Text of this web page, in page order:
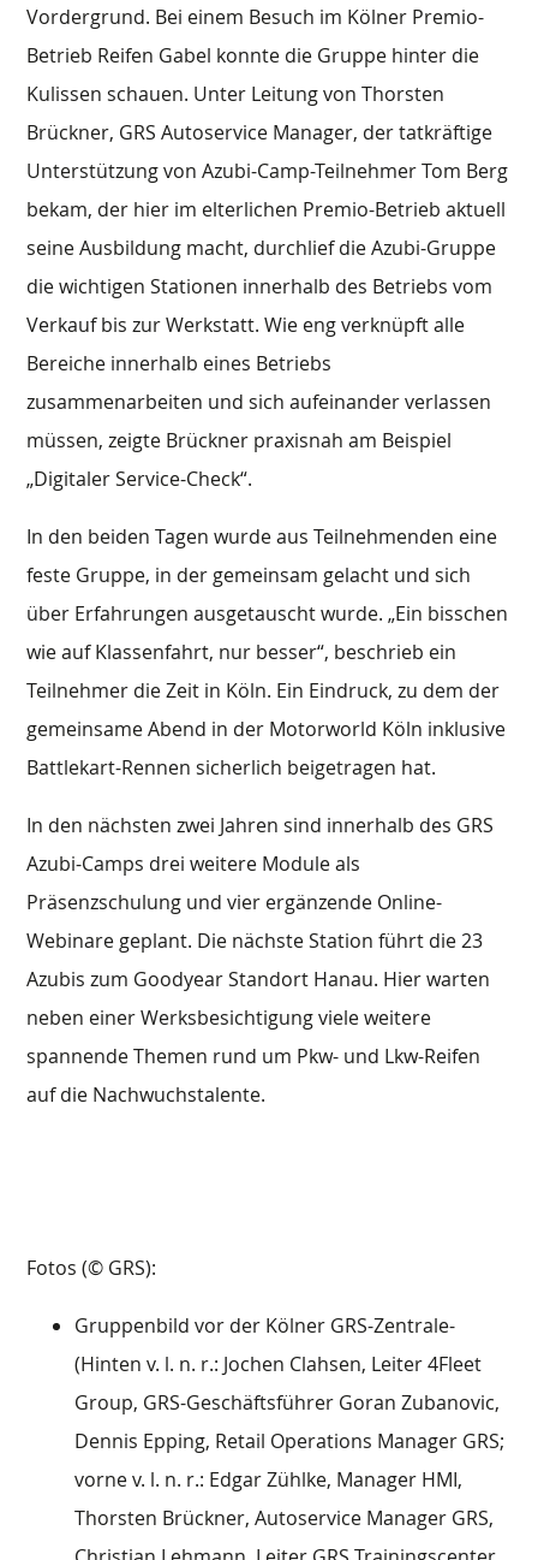
Vordergrund. Bei einem Besuch im Kölner Premio-
Betrieb Reifen Gabel konnte die Gruppe hinter die
Kulissen schauen. Unter Leitung von Thorsten
Brückner, GRS Autoservice Manager, der tatkräftige
Unterstützung von Azubi-Camp-Teilnehmer Tom Berg
bekam, der hier im elterlichen Premio-Betrieb aktuell
seine Ausbildung macht, durchlief die Azubi-Gruppe
die wichtigen Stationen innerhalb des Betriebs vom
Verkauf bis zur Werkstatt. Wie eng verknüpft alle
Bereiche innerhalb eines Betriebs
zusammenarbeiten und sich aufeinander verlassen
müssen, zeigte Brückner praxisnah am Beispiel
„Digitaler Service-Check“.
In den beiden Tagen wurde aus Teilnehmenden eine
feste Gruppe, in der gemeinsam gelacht und sich
über Erfahrungen ausgetauscht wurde. „Ein bisschen
wie auf Klassenfahrt, nur besser“, beschrieb ein
Teilnehmer die Zeit in Köln. Ein Eindruck, zu dem der
gemeinsame Abend in der Motorworld Köln inklusive
Battlekart-Rennen sicherlich beigetragen hat.
In den nächsten zwei Jahren sind innerhalb des GRS
Azubi-Camps drei weitere Module als
Präsenzschulung und vier ergänzende Online-
Webinare geplant. Die nächste Station führt die 23
Azubis zum Goodyear Standort Hanau. Hier warten
neben einer Werksbesichtigung viele weitere
spannende Themen rund um Pkw- und Lkw-Reifen
auf die Nachwuchstalente.
Fotos (© GRS):
Gruppenbild vor der Kölner GRS-Zentrale-
(Hinten v. l. n. r.: Jochen Clahsen, Leiter 4Fleet
Group, GRS-Geschäftsführer Goran Zubanovic,
Dennis Epping, Retail Operations Manager GRS;
vorne v. l. n. r.: Edgar Zühlke, Manager HMI,
Thorsten Brückner, Autoservice Manager GRS,